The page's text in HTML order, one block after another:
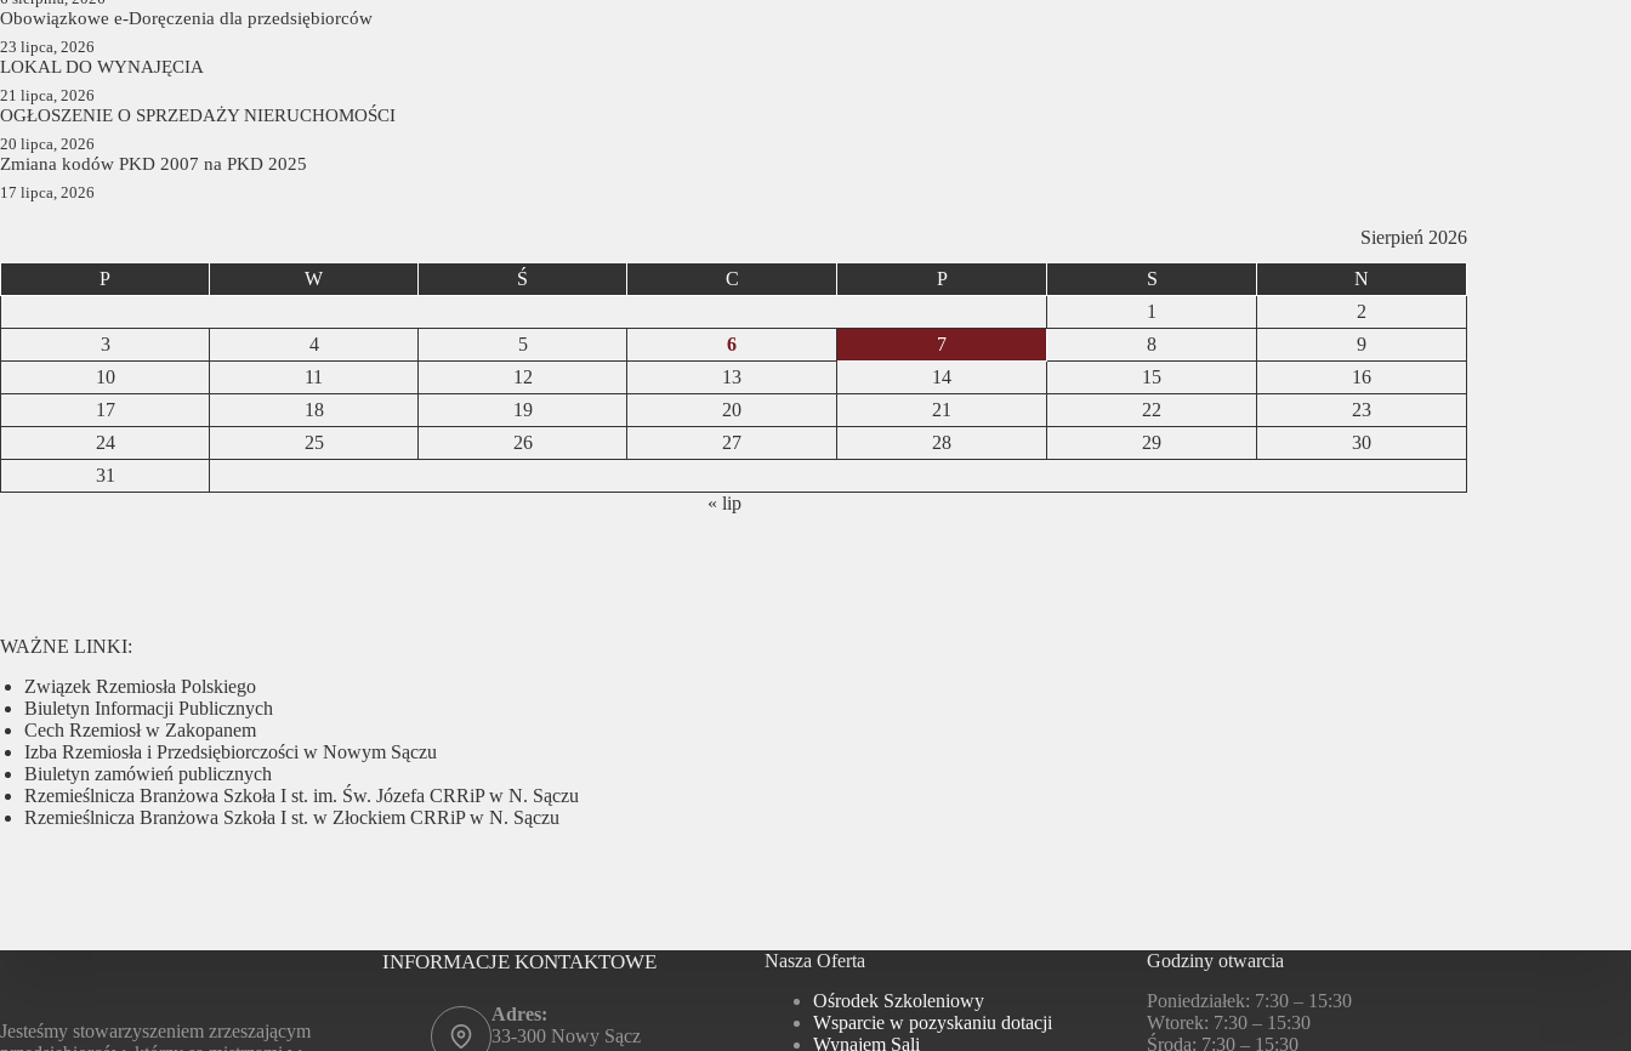
Obowiązkowe e-Doręczenia dla przedsiębiorców
23 lipca, 2026
LOKAL DO WYNAJĘCIA
21 lipca, 2026
OGŁOSZENIE O SPRZEDAŻY NIERUCHOMOŚCI
20 lipca, 2026
Zmiana kodów PKD 2007 na PKD 2025
17 lipca, 2026
Sierpień 2026
P W Ś C P S
N
1
2
3
4 5 6 7 8
9
10
11 12 13 14 15
16
17
18 19 20 21 22
23
24
25 26 27 28 29
30
31
« lip
WAŻNE LINKI:
Związek Rzemiosła Polskiego
Biuletyn Informacji Publicznych
Cech Rzemiosł w Zakopanem
Izba Rzemiosła i Przedsiębiorczości w Nowym Sączu
Biuletyn zamówień publicznych
Rzemieślnicza Branżowa Szkoła I st. im. Św. Józefa CRRiP w N. Sączu
Rzemieślnicza Branżowa Szkoła I st. w Złockiem CRRiP w N. Sączu
Jesteśmy stowarzyszeniem zrzeszającym
INFORMACJE KONTAKTOWE
Adres:
33-300 Nowy Sącz
Nasza Oferta
Ośrodek Szkoleniowy
Wsparcie w pozyskaniu dotacji
Wynajem Sali
Godziny otwarcia
Poniedziałek: 7:30 – 15:30
Wtorek: 7:30 – 15:30
Środa: 7:30 – 15:30